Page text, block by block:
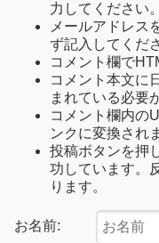
力してください。
メールアドレス
ず記入してくだ
コメント欄で
コメント本文に
まれている必要
コメント欄内の
ンクに変換され
投稿ボタンを押
功しています。
ります。
お名前: